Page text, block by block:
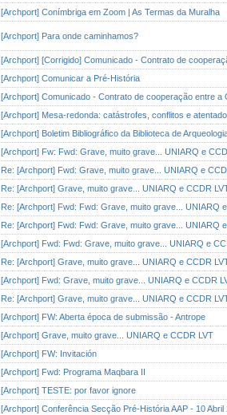
[Archport] Conímbriga em Zoom | As Termas da Muralha
[Archport] Para onde caminhamos?
[Archport] [Corrigido] Comunicado - Contrato de
[Archport] Comunicar a Pré-História
[Archport] Comunicado - Contrato de cooperação entre
[Archport] Mesa-redonda: catástrofes, conflitos e
[Archport] Boletim Bibliográfico da Biblioteca de
[Archport] Fw: Fwd: Grave, muito grave... UNIARQ e
Re: [Archport] Fwd: Grave, muito grave... UNIARQ e
Re: [Archport] Grave, muito grave... UNIARQ e CCDR
Re: [Archport] Fwd: Fwd: Grave, muito grave... UNIARQ
Re: [Archport] Fwd: Fwd: Grave, muito grave... UNIARQ
[Archport] Fwd: Fwd: Grave, muito grave... UNIARQ e
Re: [Archport] Grave, muito grave... UNIARQ e CCDR
[Archport] Fwd: Grave, muito grave... UNIARQ e CCDR
Re: [Archport] Grave, muito grave... UNIARQ e CCDR
[Archport] FW: Aberta época de submissão - Antrope
[Archport] Grave, muito grave... UNIARQ e CCDR LVT
[Archport] FW: Invitación
[Archport] Fwd: Programa Maqbara II
[Archport] TESTE: por favor ignore
[Archport] Conferência Secção Pré-História AAP - 10 Abril